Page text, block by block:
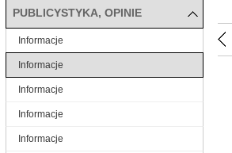
PUBLICYSTYKA, OPINIE
Informacje
Informacje
Informacje
Informacje
Informacje